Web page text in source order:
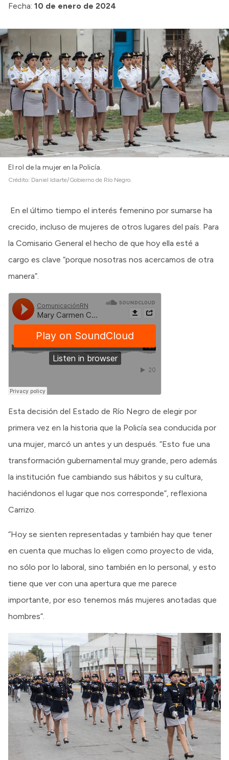
Compras y licitaciones
Consulta de expedientes
Consulta de pago a proveedores
Convocatorias
Intranet
Login
Fecha: 10 de enero de 2024
El rol de la mujer en la Policía.
Crédito: Daniel Idiarte/Gobierno de Río Negro.
En el último tiempo el interés femenino por sumarse ha
crecido, incluso de mujeres de otros lugares del país. Para
la Comisario General el hecho de que hoy ella esté a
cargo es clave “porque nosotras nos acercamos de otra
manera”.
Esta decisión del Estado de Río Negro de elegir por
primera vez en la historia que la Policía sea conducida por
una mujer, marcó un antes y un después. “Esto fue una
transformación gubernamental muy grande, pero además
la institución fue cambiando sus hábitos y su cultura,
haciéndonos el lugar que nos corresponde”, reflexiona
Carrizo.
“Hoy se sienten representadas y también hay que tener
en cuenta que muchas lo eligen como proyecto de vida,
no sólo por lo laboral, sino también en lo personal, y esto
tiene que ver con una apertura que me parece
importante, por eso tenemos más mujeres anotadas que
hombres”.